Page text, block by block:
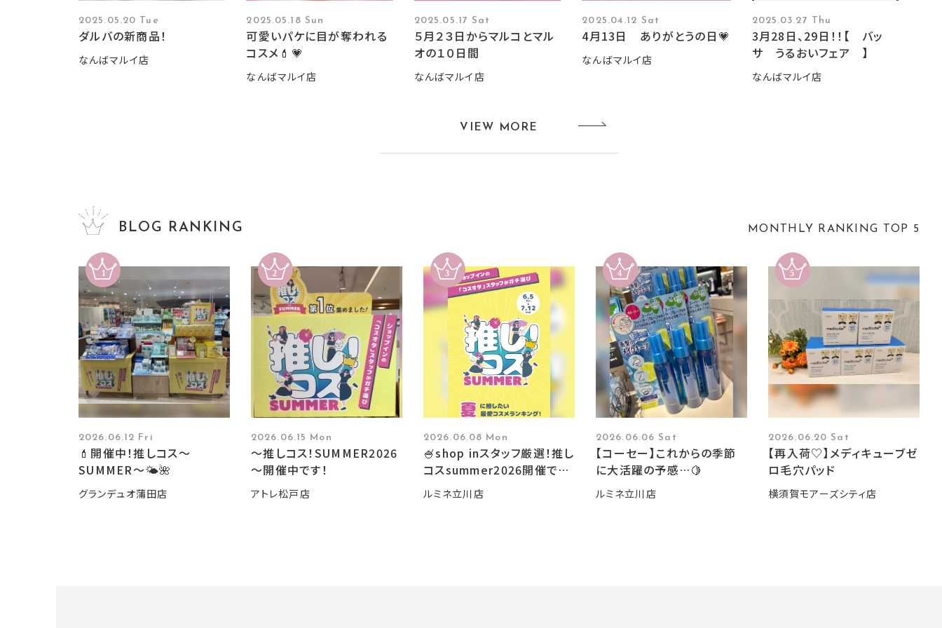
2025.05.20 Tue
ダルバの新商品！
なんばマルイ店
2025.05.18 Sun
可愛いパケに目が奪われる
コスメ💄💗
なんばマルイ店
2025.05.17 Sat
５月２３日からマルコとマル
オの１０日間
なんばマルイ店
2025.04.12 Sat
4月13日 ありがとうの日💗
なんばマルイ店
2025.03.27 Thu
3月28日、29日！！【 バッ
サ うるおいフェア 】
なんばマルイ店
VIEW MORE
BLOG RANKING MONTHLY RANKING TOP 5
2026.06.12 Fri
💄開催中！推しコス〜
SUMMER〜🌤️🌺
グランデュオ蒲田店
2026.06.15 Mon
～推しコス！SUMMER2026
～開催中です！
アトレ松戸店
2026.06.08 Mon
🍧shop inスタッフ厳選！推し
コスsummer2026開催です
🍧
ルミネ立川店
2026.06.06 Sat
【コーセー】これからの季節
に大活躍の予感…🍋
ルミネ立川店
2026.06.20 Sat
【再入荷♡】メディキューブゼ
ロ毛穴パッド
横須賀モアーズシティ店